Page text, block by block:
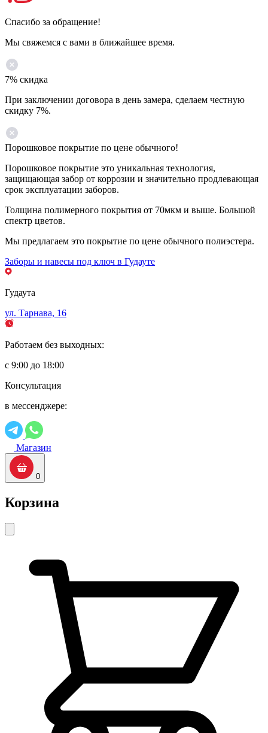
Спасибо за обращение!
Мы свяжемся с вами в ближайшее время.
7% скидка
При заключении договора в день замера, сделаем честную
скидку 7%.
Порошковое покрытие по цене обычного!
Порошковое покрытие это уникальная технология,
защищающая забор от коррозии и значительно продлевающая
срок эксплуатации заборов.
Толщина полимерного покрытия от 70мкм и выше. Большой
спектр цветов.
Мы предлагаем это покрытие по цене обычного полиэстера.
Заборы и навесы под ключ в Гудауте
Гудаута
ул. Тарнава, 16
Работаем без выходных:
с 9:00 до 18:00
Консультация
в мессенджере:
Магазин
0
Корзина